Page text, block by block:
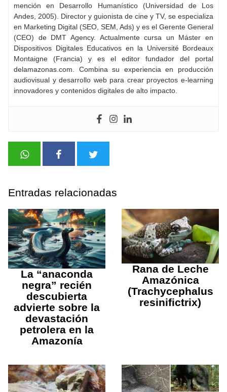
mención en Desarrollo Humanístico (Universidad de Los
Andes, 2005). Director y guionista de cine y TV, se especializa
en Marketing Digital (SEO, SEM, Ads) y es el Gerente General
(CEO) de DMT Agency. Actualmente cursa un Máster en
Dispositivos Digitales Educativos en la Université Bordeaux
Montaigne (Francia) y es el editor fundador del portal
delamazonas.com. Combina su experiencia en producción
audiovisual y desarrollo web para crear proyectos e-learning
innovadores y contenidos digitales de alto impacto.
Entradas relacionadas
La “anaconda
negra” recién
descubierta
advierte sobre la
devastación
petrolera en la
Amazonía
Rana de Leche
Amazónica
(Trachycephalus
resinifictrix)